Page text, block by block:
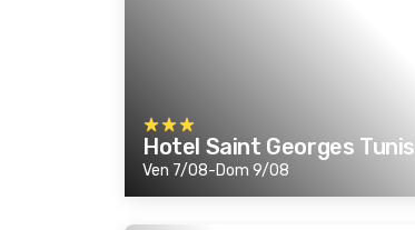
Hotel Saint Georges Tunis
Ven 7/08-Dom 9/08